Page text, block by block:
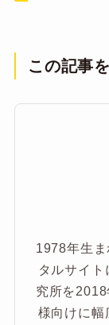
この記事
1978年生
タルサイ
究所を
様向けに幅